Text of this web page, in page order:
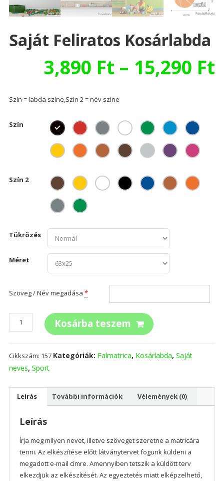
Saját Feliratos Kosárlabda
3,890 Ft – 15,290 Ft
Szín = labda színe,Szín 2 = név színe
Szín
Szín 2
Tükrözés
Méret
Szöveg / Név megadása *
Saját
feliratos
mennyiség
Kosárba teszem
Cikkszám: 157 Kategóriák: Falmatrica, Kosárlabda, Saját
neves, Sport
Leírás További információk Vélemények (0)
Leírás
Írja meg milyen nevet, illetve szöveget szeretne a matricára
tenni. Az elkészítése előtt látványtervet fogunk küldeni a
megadott e-mail címre. Amennyiben tetszik a küldött terv
elkezdjük az elkészítését. Az egyeztetés miatt elképzelhető,